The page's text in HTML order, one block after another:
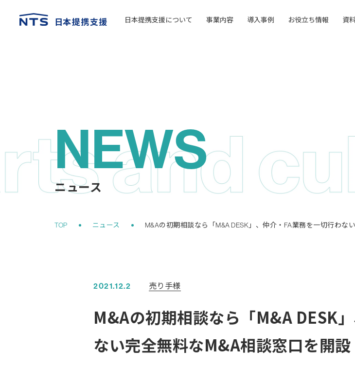
日本提携支援について 事業内容 導入事例 お役立ち情報 資
NEWS
ニュース
2021.12.2 売り手様
M&Aの初期相談なら「M&A DESK
ない完全無料なM&A相談窓口を開設